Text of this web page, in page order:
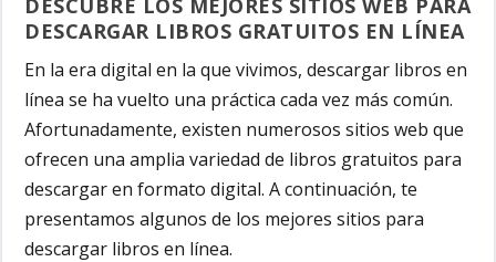
DESCARGAR LIBROS GRATUITOS EN LÍNEA
En la era digital en la que vivimos, descargar libros en
línea se ha vuelto una práctica cada vez más común.
Afortunadamente, existen numerosos sitios web que
ofrecen una amplia variedad de libros gratuitos para
descargar en formato digital. A continuación, te
presentamos algunos de los mejores sitios para
descargar libros en línea.